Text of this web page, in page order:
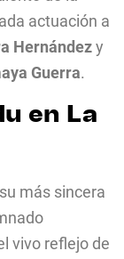
actuación a
Hernándezy
Guerra.
en La
más sincera
vivo reflejo de